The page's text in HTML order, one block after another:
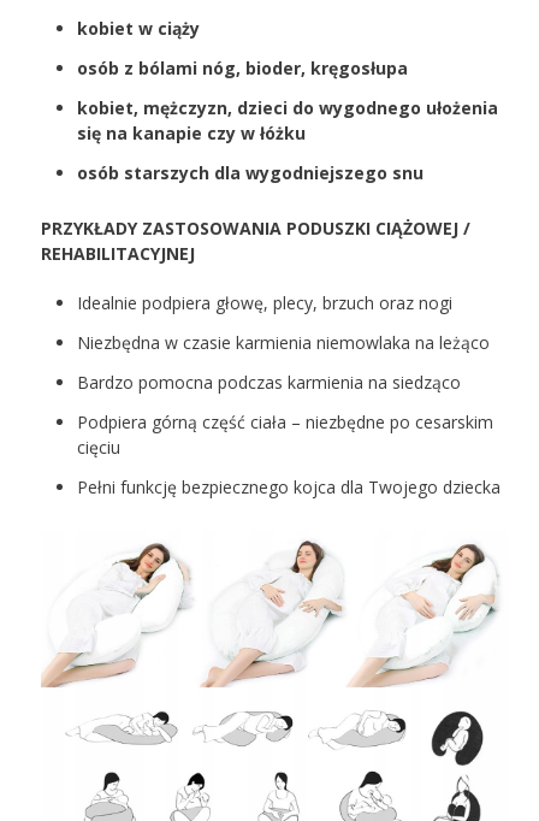
kobiet w ciąży
osób z bólami nóg, bioder, kręgosłupa
kobiet, mężczyzn, dzieci do wygodnego ułożenia
się na kanapie czy w łóżku
osób starszych dla wygodniejszego snu
PRZYKŁADY ZASTOSOWANIA PODUSZKI CIĄŻOWEJ /
REHABILITACYJNEJ
Idealnie podpiera głowę, plecy, brzuch oraz nogi
Niezbędna w czasie karmienia niemowlaka na leżąco
Bardzo pomocna podczas karmienia na siedząco
Podpiera górną część ciała – niezbędne po cesarskim
cięciu
Pełni funkcję bezpiecznego kojca dla Twojego dziecka